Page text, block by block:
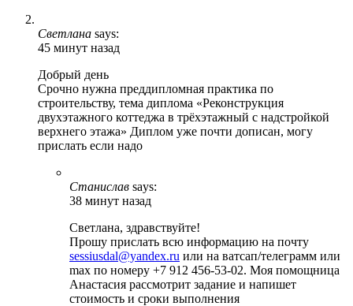
Светлана says:
45 минут назад
Добрый день
Срочно нужна преддипломная практика по
строительству, тема диплома «Реконструкция
двухэтажного коттеджа в трёхэтажный с надстройкой
верхнего этажа» Диплом уже почти дописан, могу
прислать если надо
Станислав says:
38 минут назад
Светлана, здравствуйте!
Прошу прислать всю информацию на почту
sessiusdal@yandex.ru или на ватсап/телеграмм или
max по номеру +7 912 456-53-02. Моя помощница
Анастасия рассмотрит задание и напишет
стоимость и сроки выполнения